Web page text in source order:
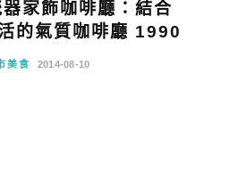
家飾咖啡廳：結合
的氣質咖啡廳 1990
美食 2014-08-10